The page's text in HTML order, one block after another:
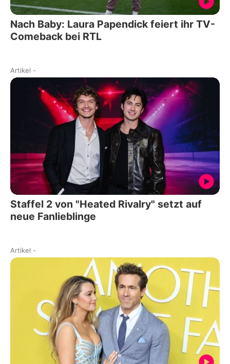
Nach Baby: Laura Papendick feiert ihr TV-
Comeback bei RTL
Artikel -
Staffel 2 von "Heated Rivalry" setzt auf
neue Fanlieblinge
Artikel -